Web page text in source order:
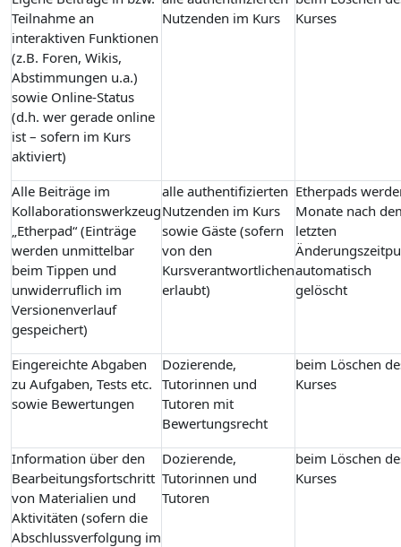
Teilnahme an
interaktiven Funktionen
(z.B. Foren, Wikis,
Abstimmungen u.a.)
sowie Online-Status
(d.h. wer gerade online
ist – sofern im Kurs
aktiviert)
Nutzenden im Kurs
Kurses
Alle Beiträge im
Kollaborationswerkzeug
„Etherpad“ (Einträge
werden unmittelbar
beim Tippen und
unwiderruflich im
Versionenverlauf
gespeichert)
alle authentifizierten
Nutzenden im Kurs
sowie Gäste (sofern
von den
Kursverantwortlichen
erlaubt)
Etherpads
Monate nach
letzten
automatisch
gelöscht
Eingereichte Abgaben
zu Aufgaben, Tests etc.
sowie Bewertungen
Dozierende,
Tutorinnen und
Tutoren mit
Bewertungsrecht
beim Löschen
Kurses
Information über den
Bearbeitungsfortschritt
von Materialien und
Aktivitäten (sofern die
Abschlussverfolgung im
Dozierende,
Tutorinnen und
Tutoren
beim Löschen
Kurses